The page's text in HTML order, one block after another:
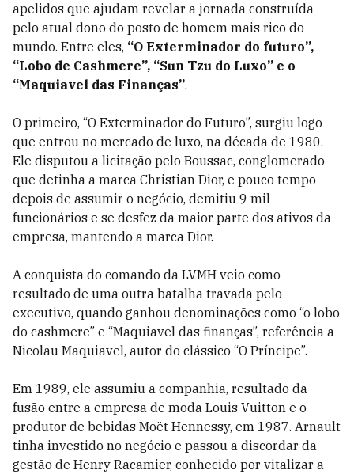
apelidos que ajudam revelar a jornada construída
pelo atual dono do posto de homem mais rico do
mundo. Entre eles, “O Exterminador do futuro”,
“Lobo de Cashmere”, “Sun Tzu do Luxo” e o
“Maquiavel das Finanças”.
O primeiro, “O Exterminador do Futuro”, surgiu logo
que entrou no mercado de luxo, na década de 1980.
Ele disputou a licitação pelo Boussac, conglomerado
que detinha a marca Christian Dior, e pouco tempo
depois de assumir o negócio, demitiu 9 mil
funcionários e se desfez da maior parte dos ativos da
empresa, mantendo a marca Dior.
A conquista do comando da LVMH veio como
resultado de uma outra batalha travada pelo
executivo, quando ganhou denominações como “o lobo
do cashmere” e “Maquiavel das finanças”, referência a
Nicolau Maquiavel, autor do clássico “O Príncipe”.
Em 1989, ele assumiu a companhia, resultado da
fusão entre a empresa de moda Louis Vuitton e o
produtor de bebidas Moët Hennessy, em 1987. Arnault
tinha investido no negócio e passou a discordar da
gestão de Henry Racamier, conhecido por vitalizar a